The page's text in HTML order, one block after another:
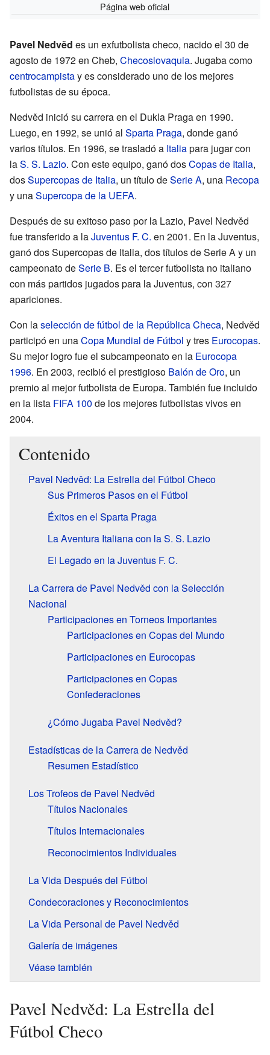
Página web oficial
Pavel Nedvěd es un exfutbolista checo, nacido el 30 de
agosto de 1972 en Cheb, Checoslovaquia. Jugaba como
centrocampistay es considerado uno de los mejores
futbolistas de su época.
Nedvěd inició su carrera en el Dukla Praga en 1990.
Luego, en 1992, se unió al Sparta Praga, donde ganó
varios títulos. En 1996, se trasladó a Italiapara jugar con
laS. S. Lazio. Con este equipo, ganó dosCopas de Italia,
dosSupercopas de Italia, un título deSerie A, una Recopa
y unaSupercopa de la UEFA.
Después de su exitoso paso por la Lazio, Pavel Nedvěd
fue transferido a laJuventus F. C. en 2001. En la Juventus,
ganó dos Supercopas de Italia, dos títulos de Serie A y un
campeonato deSerie B. Es el tercer futbolista no italiano
con más partidos jugados para la Juventus, con 327
apariciones.
Con laselección de fútbol de la República Checa, Nedvěd
participó en unaCopa Mundial de Fútbol y tres Eurocopas.
Su mejor logro fue el subcampeonato en la Eurocopa
1996. En 2003, recibió el prestigioso Balón de Oro, un
premio al mejor futbolista de Europa. También fue incluido
en la lista FIFA 100 de los mejores futbolistas vivos en
2004.
Contenido
Pavel Nedvěd: La Estrella del Fútbol Checo
Sus Primeros Pasos en el Fútbol
Éxitos en el Sparta Praga
La Aventura Italiana con la S. S. Lazio
El Legado en la Juventus F. C.
La Carrera de Pavel Nedvěd con la Selección
Nacional
Participaciones en Torneos Importantes
Participaciones en Copas del Mundo
Participaciones en Eurocopas
Participaciones en Copas
Confederaciones
¿Cómo Jugaba Pavel Nedvěd?
Estadísticas de la Carrera de Nedvěd
Resumen Estadístico
Los Trofeos de Pavel Nedvěd
Títulos Nacionales
Títulos Internacionales
Reconocimientos Individuales
La Vida Después del Fútbol
Condecoraciones y Reconocimientos
La Vida Personal de Pavel Nedvěd
Galería de imágenes
Véase también
Pavel Nedvěd: La Estrella del
Fútbol Checo